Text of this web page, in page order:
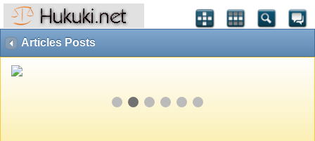
Articles Posts